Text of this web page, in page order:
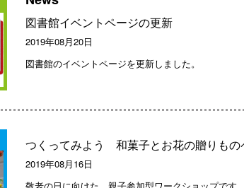
図書館イベントページの更新
2019年08月20日
図書館のイベントページを更新しました。
つくってみよう 和菓子とお花の贈りもの
2019年08月16日